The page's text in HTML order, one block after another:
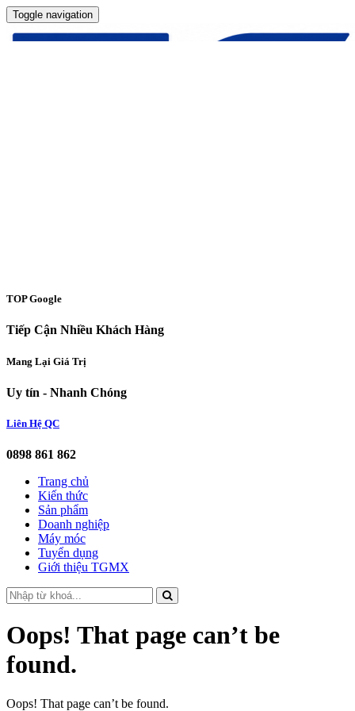
Toggle navigation
TOP Google
Tiếp Cận Nhiều Khách Hàng
Mang Lại Giá Trị
Uy tín - Nhanh Chóng
Liên Hệ QC
0898 861 862
Trang chủ
Kiến thức
Sản phẩm
Doanh nghiệp
Máy móc
Tuyển dụng
Giới thiệu TGMX
Oops! That page can’t be
found.
Oops! That page can’t be found.